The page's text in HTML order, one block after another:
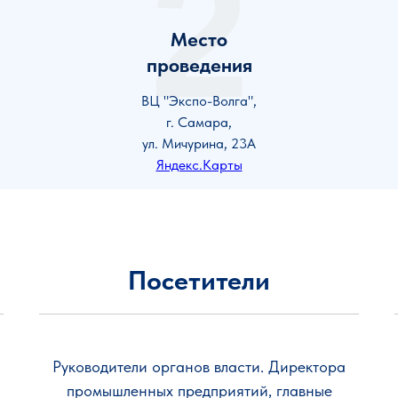
Место
проведения
ВЦ "Экспо-Волга",
г. Самара,
ул. Мичурина, 23А
Яндекс.Карты
Посетители
Руководители органов власти. Директора
промышленных предприятий, главные